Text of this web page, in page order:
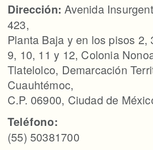
Dirección: Avenida
423,
Planta Baja y en los pisos 2,
9, 10, 11 y 12, Colonia
Tlatelolco, Demarcación
Cuauhtémoc,
C.P. 06900, Ciudad de
Teléfono:
(55) 50381700